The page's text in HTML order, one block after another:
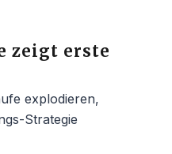
zeigt erste
explodieren,
Strategie